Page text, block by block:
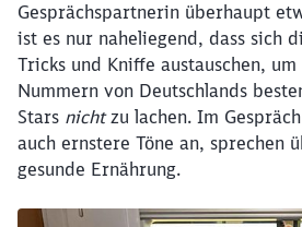
Gesprächspartnerin überhaupt
ist es nur naheliegend, dass sich
Tricks und Kniffe austauschen,
Nummern von Deutschlands
Stars nichtzu lachen. Im
auch ernstere Töne an, sprechen
gesunde Ernährung.